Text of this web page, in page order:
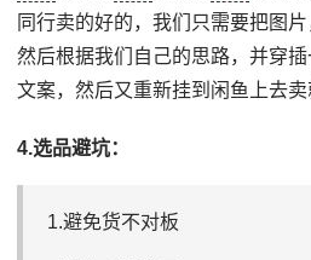
同行卖的好的，我们只需要把图片
然后根据我们自己的思路，并穿
文案，然后又重新挂到闲鱼上去卖
4.选品避坑：
1.避免货不对板